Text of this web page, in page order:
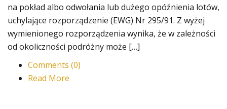
na pokład albo odwołania lub dużego opóźnienia lotów,
uchylające rozporządzenie (EWG) Nr 295/91. Z wyżej
wymienionego rozporządzenia wynika, że w zależności
od okoliczności podróżny może […]
Comments (0)
Read More